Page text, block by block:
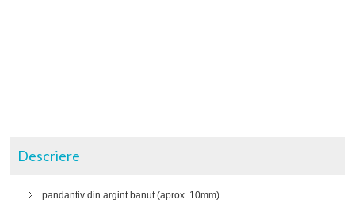
Descriere
pandantiv din argint banut (aprox. 10mm).